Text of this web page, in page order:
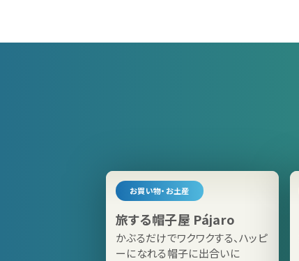
お買い物・お土産
旅する帽子屋 Pájaro
かぶるだけでワクワクする、ハッピ
ーになれる帽子に出合いに